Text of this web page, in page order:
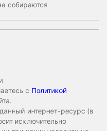
собираются
с Политикой
интернет-ресурс (в
исключительно